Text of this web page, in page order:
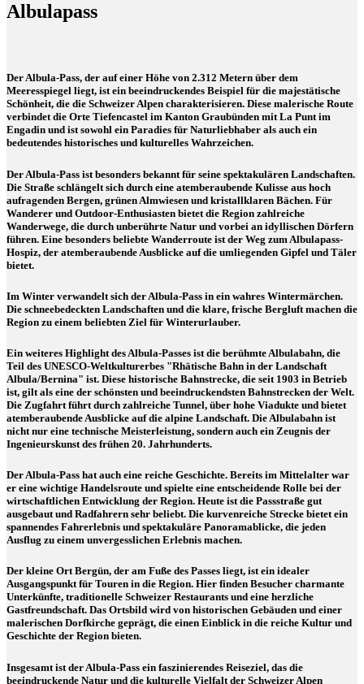
Albulapass
Der Albula-Pass, der auf einer Höhe von 2.312 Metern über dem
Meeresspiegel liegt, ist ein beeindruckendes Beispiel für die majestätische
Schönheit, die die Schweizer Alpen charakterisieren. Diese malerische Route
verbindet die Orte Tiefencastel im Kanton Graubünden mit La Punt im
Engadin und ist sowohl ein Paradies für Naturliebhaber als auch ein
bedeutendes historisches und kulturelles Wahrzeichen.
Der Albula-Pass ist besonders bekannt für seine spektakulären Landschaften.
Die Straße schlängelt sich durch eine atemberaubende Kulisse aus hoch
aufragenden Bergen, grünen Almwiesen und kristallklaren Bächen. Für
Wanderer und Outdoor-Enthusiasten bietet die Region zahlreiche
Wanderwege, die durch unberührte Natur und vorbei an idyllischen Dörfern
führen. Eine besonders beliebte Wanderroute ist der Weg zum Albulapass-
Hospiz, der atemberaubende Ausblicke auf die umliegenden Gipfel und Täler
bietet.
Im Winter verwandelt sich der Albula-Pass in ein wahres Wintermärchen.
Die schneebedeckten Landschaften und die klare, frische Bergluft machen die
Region zu einem beliebten Ziel für Winterurlauber.
Ein weiteres Highlight des Albula-Passes ist die berühmte Albulabahn, die
Teil des UNESCO-Weltkulturerbes "Rhätische Bahn in der Landschaft
Albula/Bernina" ist. Diese historische Bahnstrecke, die seit 1903 in Betrieb
ist, gilt als eine der schönsten und beeindruckendsten Bahnstrecken der Welt.
Die Zugfahrt führt durch zahlreiche Tunnel, über hohe Viadukte und bietet
atemberaubende Ausblicke auf die alpine Landschaft. Die Albulabahn ist
nicht nur eine technische Meisterleistung, sondern auch ein Zeugnis der
Ingenieurskunst des frühen 20. Jahrhunderts.
Der Albula-Pass hat auch eine reiche Geschichte. Bereits im Mittelalter war
er eine wichtige Handelsroute und spielte eine entscheidende Rolle bei der
wirtschaftlichen Entwicklung der Region. Heute ist die Passstraße gut
ausgebaut und Radfahrern sehr beliebt. Die kurvenreiche Strecke bietet ein
spannendes Fahrerlebnis und spektakuläre Panoramablicke, die jeden
Ausflug zu einem unvergesslichen Erlebnis machen.
Der kleine Ort Bergün, der am Fuße des Passes liegt, ist ein idealer
Ausgangspunkt für Touren in die Region. Hier finden Besucher charmante
Unterkünfte, traditionelle Schweizer Restaurants und eine herzliche
Gastfreundschaft. Das Ortsbild wird von historischen Gebäuden und einer
malerischen Dorfkirche geprägt, die einen Einblick in die reiche Kultur und
Geschichte der Region bieten.
Insgesamt ist der Albula-Pass ein faszinierendes Reiseziel, das die
beeindruckende Natur und die kulturelle Vielfalt der Schweizer Alpen